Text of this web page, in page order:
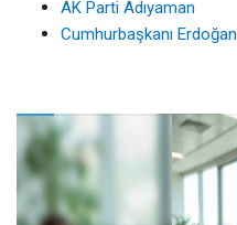
AK Parti Adıyaman
Cumhurbaşkanı Erdoğan